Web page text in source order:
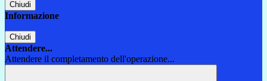
Chiudi
Informazione
Chiudi
Attendere...
Attendere il completamento dell'operazione...